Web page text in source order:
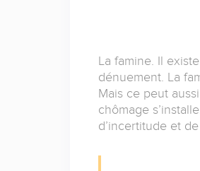
La famine. Il
dénuement. La
Mais ce peut
chômage
d’incertitude et